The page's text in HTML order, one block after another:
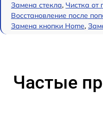
Замена стекла, Чистка от
Восстановление после
Замена кнопки Home,
Частые